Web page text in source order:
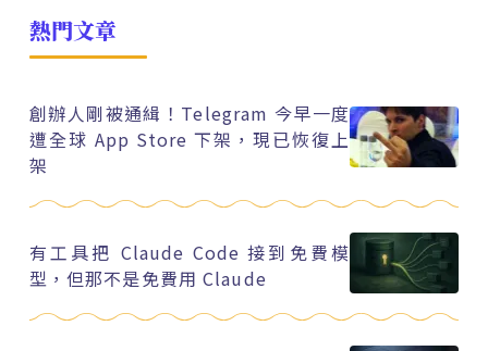
熱門文章
創辦人剛被通緝！Telegram 今早一度
遭全球 App Store 下架，現已恢復上
架
有工具把 Claude Code 接到免費模
型，但那不是免費用 Claude